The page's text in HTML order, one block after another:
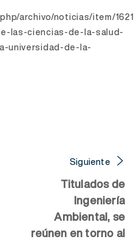
archivo/noticias/item/
las-ciencias-de-la-salud-
universidad-de-la-
Siguiente
Titulados de
Ingeniería
Ambiental, se
reúnen en torno al